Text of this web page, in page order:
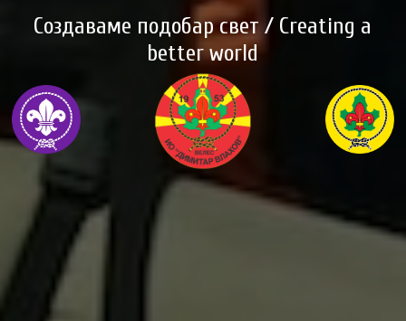
Создаваме подобар свет / Creating a
better world